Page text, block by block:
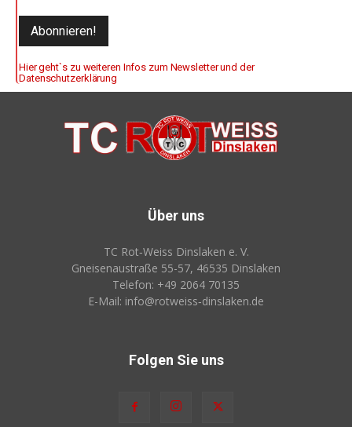
Hier geht`s zu weiteren Infos zum Newsletter und der
Datenschutzerklärung
Über uns
TC Rot‑Weiss Dinslaken e. V.
Gneisenaustraße 55-57, 46535 Dinslaken
Telefon: +49 2064 70135
E-Mail: info@rotweiss‑dinslaken.de
Folgen Sie uns